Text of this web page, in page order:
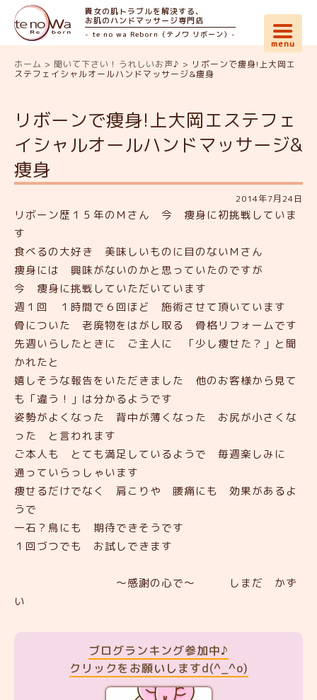
貴女の肌トラブルを解決する、
お肌のハンドマッサージ専門店
- te no wa Reborn（テノワ リボーン）-
ホーム > 聞いて下さい！うれしいお声♪ > リボーンで痩身!上大岡エ
ステフェイシャルオールハンドマッサージ&痩身
リボーンで痩身!上大岡エステフェ
イシャルオールハンドマッサージ&
痩身
2014年7月24日
リボーン歴１５年のＭさん 今 痩身に初挑戦していま
す
食べるの大好き 美味しいものに目のないＭさん
痩身には 興味がないのかと思っていたのですが
今 痩身に挑戦していただいています
週１回 １時間で６回ほど 施術させて頂いています
骨についた 老廃物をはがし取る 骨格リフォームです
先週いらしたときに ご主人に 「少し痩せた？」と聞
かれたと
嬉しそうな報告をいただきました 他のお客様から見て
も「違う！」は分かるようです
姿勢がよくなった 背中が薄くなった お尻が小さくな
った と言われます
ご本人も とても満足しているようで 毎週楽しみに
通っていらっしゃいます
痩せるだけでなく 肩こりや 腰痛にも 効果があるよ
うで
一石？鳥にも 期待できそうです
１回づつでも お試しできます
～感謝の心で～ しまだ かず
い
ブログランキング参加中♪
クリックをお願いしますd(^_^o)